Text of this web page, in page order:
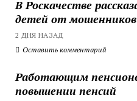
В Роскачестве
детей от мошенников
2 ДНЯ НАЗАД
Оставить комментарий
Работающим
повышении пенсий